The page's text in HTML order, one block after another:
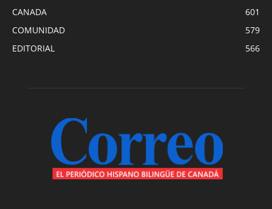
CANADA
601
COMUNIDAD
579
EDITORIAL
566